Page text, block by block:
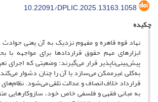
10.22091/DPLIC.2025.13163.1058
چکیده
نهاد قوه قاهره و مفهوم نزدیک به آن یعنی حوادث
ابزارهای مهم حقوق قراردادها برای مواجهه با
پیش‌بینی‌ناپذیر قرار می‌گیرند؛ وضعیتی که اجرای
به‌کلی غیرممکن می‌سازد یا آن را چنان دشوار می‌کند
قرارداد خلاف انصاف و عدالت تلقی می‌شود. نظام‌های
به مبانی فقهی و فلسفی خاص خود، سازوکارهایی